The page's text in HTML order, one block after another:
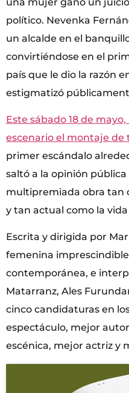
político. Nevenka
un alcalde en el
convirtiéndose en el
país que le dio la razón
estigmatizó
Este sábado 18 de
escenario el montaje
primer escándalo
saltó a la opinión pública
multipremiada obra tan
y tan actual como la
Escrita y dirigida por
femenina
contemporánea, e
Matarranz, Ales
cinco candidaturas en
espectáculo, mejor
escénica, mejor actriz y